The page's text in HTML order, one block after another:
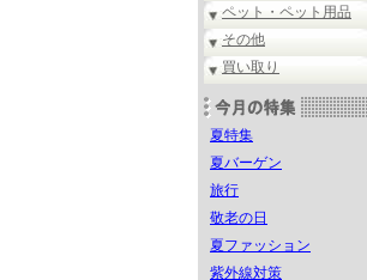
ペット・ペット用品
その他
買い取り
夏特集
夏バーゲン
旅行
敬老の日
夏ファッション
紫外線対策